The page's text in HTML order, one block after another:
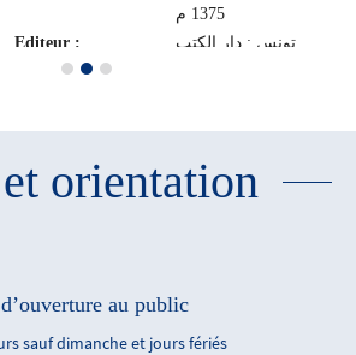
1375 م
Editeur :
تونس : دار الكتب
orientation
au public
sauf dimanche et jours fériés